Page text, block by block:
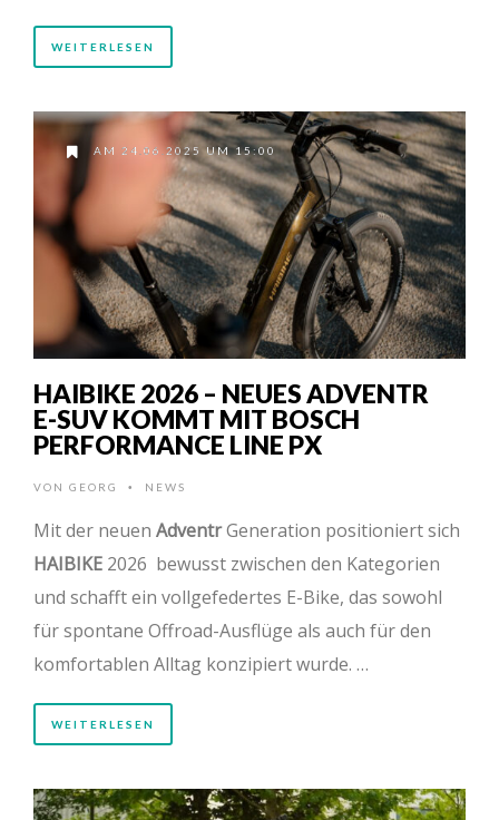
WEITERLESEN
AM 24.06.2025 UM 15:00
HAIBIKE 2026 – NEUES ADVENTR
E-SUV KOMMT MIT BOSCH
PERFORMANCE LINE PX
VON GEORG • NEWS
Mit der neuen AdventrGeneration positioniert sich
HAIBIKE 2026 bewusst zwischen den Kategorien
und schafft ein vollgefedertes E-Bike, das sowohl
für spontane Offroad-Ausflüge als auch für den
komfortablen Alltag konzipiert wurde. …
WEITERLESEN